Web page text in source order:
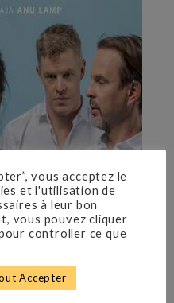
vous acceptez le
et l'utilisation de
à leur bon
vous pouvez cliquer
controller ce que
Accepter